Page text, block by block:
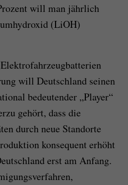
will man jährlich
(LiOH)
will Deutschland seinen
bedeutender „Player“
gehört, dass die
durch neue Standorte
konsequent erhöht
erst am Anfang.